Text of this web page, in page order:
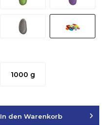
1000 g
In den Warenkorb